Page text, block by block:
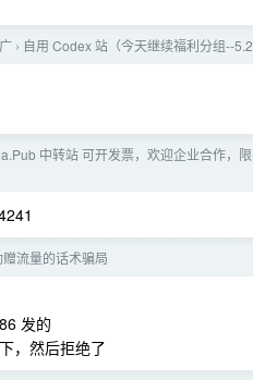
› 自用 Codex 站（今天继续福利分组--
中转站 可开发票，欢迎企业合作，
流量的话术骗局
发的
，然后拒绝了